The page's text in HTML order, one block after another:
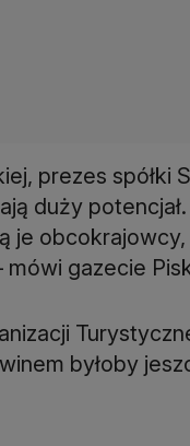
prezes spółki
duży
je
gazecie
byłoby